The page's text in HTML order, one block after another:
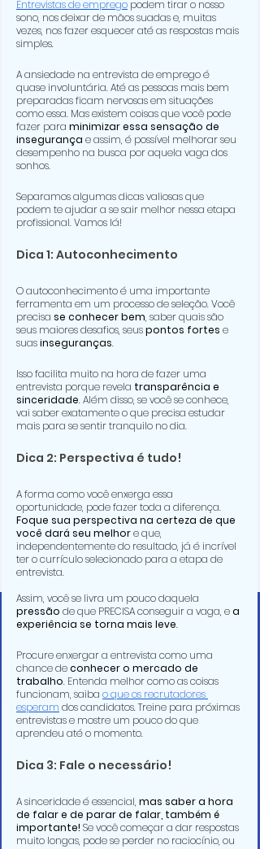
Entrevistas de emprego podem tirar o nosso
sono, nos deixar de mãos suadas e, muitas
vezes, nos fazer esquecer até as respostas mais
simples.
A ansiedade na entrevista de emprego é
quase involuntária. Até as pessoas mais bem
preparadas ficam nervosas em situações
como essa. Mas existem coisas que você pode
fazer para minimizar essa sensação de
insegurança e assim, é possível melhorar seu
desempenho na busca por aquela vaga dos
sonhos.
Separamos algumas dicas valiosas que
podem te ajudar a se sair melhor nessa etapa
profissional. Vamos lá!
Dica 1: Autoconhecimento
O autoconhecimento é uma importante
ferramenta em um processo de seleção. Você
precisa se conhecer bem, saber quais são
seus maiores desafios, seus pontos fortes e
suas inseguranças.
Isso facilita muito na hora de fazer uma
entrevista porque revela transparência e
sinceridade. Além disso, se você se conhece,
vai saber exatamente o que precisa estudar
mais para se sentir tranquilo no dia.
Dica 2: Perspectiva é tudo!
A forma como você enxerga essa
oportunidade, pode fazer toda a diferença.
Foque sua perspectiva na certeza de que
você dará seu melhor e que,
independentemente do resultado, já é incrível
ter o currículo selecionado para a etapa de
entrevista.
Assim, você se livra um pouco daquela
pressão de que PRECISA conseguir a vaga, e a
experiência se torna mais leve.
Procure enxergar a entrevista como uma
chance de conhecer o mercado de
trabalho. Entenda melhor como as coisas
funcionam, saiba o que os recrutadores
esperam dos candidatos. Treine para próximas
entrevistas e mostre um pouco do que
aprendeu até o momento.
Dica 3: Fale o necessário!
A sinceridade é essencial, mas saber a hora
de falar e de parar de falar, também é
importante! Se você começar a dar respostas
muito longas, pode se perder no raciocínio, ou